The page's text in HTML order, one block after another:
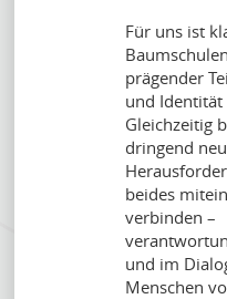
Für uns ist
prägender
und Identität
Gleichzeitig
dringend
beides
verbinden –
und im
Menschen